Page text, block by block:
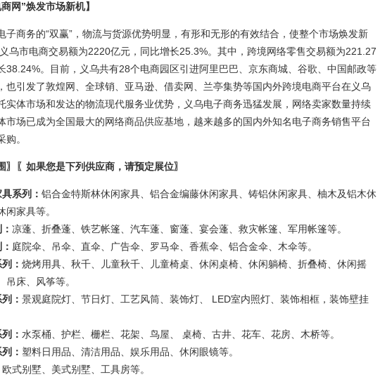
商网”焕发市场新机】
子商务的“双赢”，物流与货源优势明显，有形和无形的有效结合，使整个市场焕发新
乌市电商交易额为2220亿元，同比增长25.3%。其中，跨境网络零售交易额为221.27
38.24%。目前，义乌共有28个电商园区引进阿里巴巴、京东商城、谷歌、中国邮政等
也引发了敦煌网、全球销、亚马逊、借卖网、兰亭集势等国内外跨境电商平台在义乌
实体市场和发达的物流现代服务业优势，义乌电子商务迅猛发展，网络卖家数量持续
市场已成为全国最大的网络商品供应基地，越来越多的国内外知名电子商务销售平台
。
〗〖 如果您是下列供应商，请预定展位〗
系列： 铝合金特斯林休闲家具、铝合金编藤休闲家具、铸铝休闲家具、柚木及铝木休
闲家具等。
凉蓬、折叠蓬、铁艺帐篷、汽车蓬、窗蓬、宴会蓬、救灾帐篷、军用帐篷等。
庭院伞、吊伞、直伞、广告伞、罗马伞、香蕉伞、铝合金伞、木伞等。
： 烧烤用具、秋千、儿童秋千、儿童椅桌、休闲桌椅、休闲躺椅、折叠椅、休闲摇
吊床、风筝等。
： 景观庭院灯、节日灯、工艺风筒、装饰灯、 LED室内照灯、装饰相框，装饰壁挂
： 水泵桶、护栏、栅栏、花架、鸟屋、 桌椅、古井、花车、花房、木桥等。
： 塑料日用品、清洁用品、娱乐用品、休闲眼镜等。
欧式别墅、美式别墅、工具房等。